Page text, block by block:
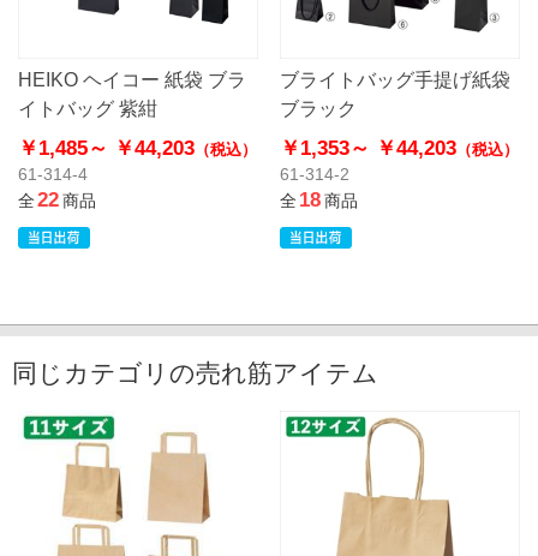
HEIKO ヘイコー 紙袋 ブラ
イトバッグ 紫紺
￥1,485～ ￥44,203 （税込）
61-314-4
全22商品
ブライトバッグ手提げ紙袋
ブラック
￥1,353～ ￥44,203（税込）
61-314-2
全18商品
同じカテゴリの売れ筋アイテム